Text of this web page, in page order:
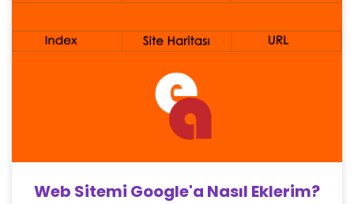
Web Sitemi Google'a Nasıl Eklerim?